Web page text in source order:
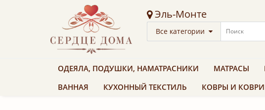
Эль-Монте
Все категории
ОДЕЯЛА, ПОДУШКИ, НАМАТРАСНИКИ МАТРАСЫ
ВАННАЯ
КУХОННЫЙ ТЕКСТИЛЬ КОВРЫ И